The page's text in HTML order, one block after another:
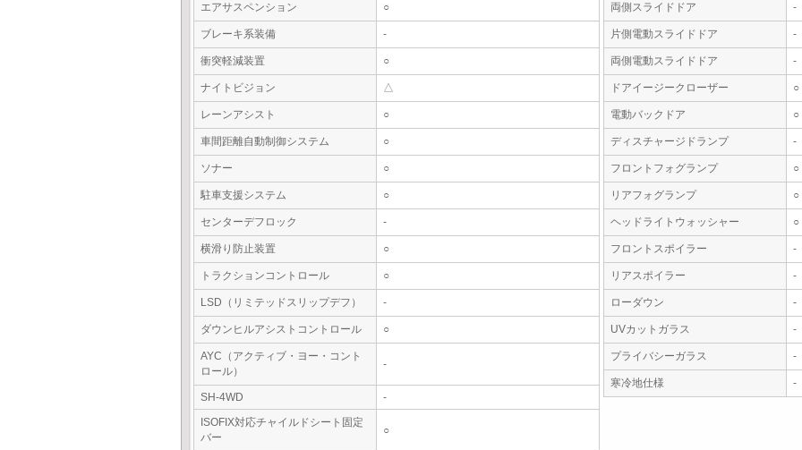
エアサスペンション ○
ブレーキ系装備 -
衝突軽減装置 ○
ナイトビジョン △
レーンアシスト ○
車間距離自動制御システム ○
ソナー ○
駐車支援システム ○
センターデフロック -
横滑り防止装置 ○
トラクションコントロール ○
LSD（リミテッドスリップデフ） -
ダウンヒルアシストコントロール ○
AYC（アクティブ・ヨー・コント
ロール）
-
SH-4WD
-
ISOFIX対応チャイルドシート固定
バー
○
両側スライドドア -
片側電動スライドドア -
両側電動スライドドア -
ドアイージークローザー ○
電動バックドア ○
ディスチャージドランプ -
フロントフォグランプ ○
リアフォグランプ ○
ヘッドライトウォッシャー ○
フロントスポイラー -
リアスポイラー -
ローダウン -
UVカットガラス -
プライバシーガラス -
寒冷地仕様 -